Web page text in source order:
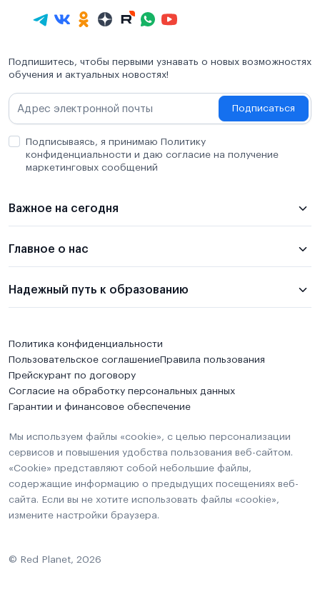
Подпишитесь, чтобы первыми узнавать о новых возможностях
обучения и актуальных новостях!
Подписаться
Подписываясь, я принимаю Политику
конфиденциальности и даю согласие на получение
маркетинговых сообщений
Важное на сегодня
Главное о нас
Надежный путь к образованию
Политика конфиденциальности
Пользовательское соглашениеПравила пользования
Прейскурант по договору
Согласие на обработку персональных данных
Гарантии и финансовое обеспечение
Мы используем файлы «cookie», с целью персонализации
сервисов и повышения удобства пользования веб-сайтом.
«Cookie» представляют собой небольшие файлы,
содержащие информацию о предыдущих посещениях веб-
сайта. Если вы не хотите использовать файлы «cookie»,
измените настройки браузера.
© Red Planet, 2026